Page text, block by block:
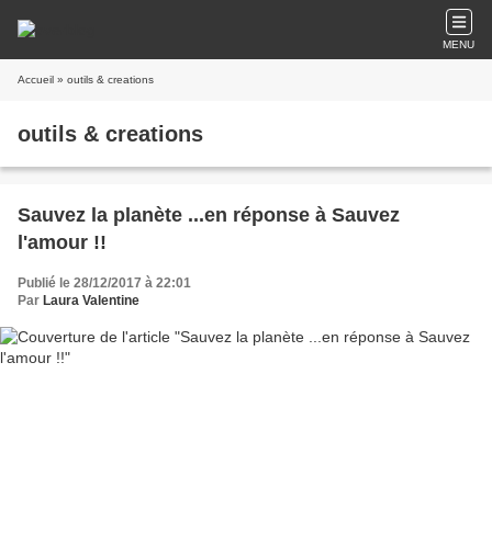
MENU
Accueil » outils & creations
outils & creations
Sauvez la planète ...en réponse à Sauvez
l'amour !!
Publié le 28/12/2017 à 22:01
Par Laura Valentine